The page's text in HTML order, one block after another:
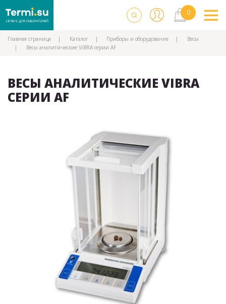
Главная страница Каталог Приборы и оборудование
Весы
Весы аналитические ViBRA серии AF
ВЕСЫ АНАЛИТИЧЕСКИЕ VIBRA
СЕРИИ AF